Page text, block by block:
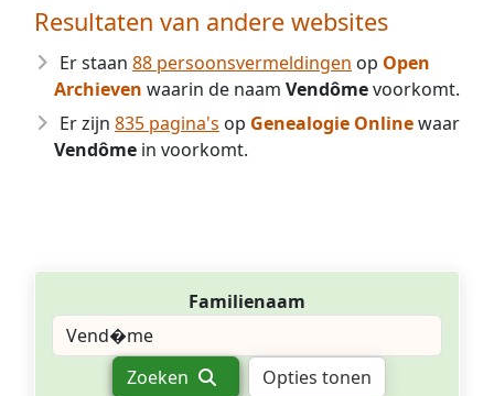
Resultaten van andere websites
Er staan 88 persoonsvermeldingen op Open
Archieven waarin de naam Vendômevoorkomt.
Er zijn 835 pagina's op Genealogie Onlinewaar
Vendôme in voorkomt.
Familienaam
Zoeken Opties tonen